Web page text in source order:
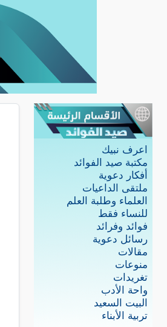
اعرف نبيك
مكتبة صيد الفوائد
أفكار دعوية
ملتقى الداعيات
العلماء وطلبة العلم
للنساء فقط
فوائد وفرائد
رسائل دعوية
مقالات
منوعات
تغريدات
واحة الأدب
البيت السعيد
تربية الأبناء